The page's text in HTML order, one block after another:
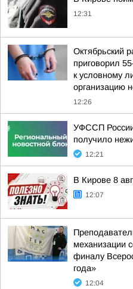
12:31
Октябрьский
приговорил
к условному
организацию
12:26
УФССП России
получило
12:21
В Кирове 8
12:07
механизации
финалу
года»
12:04